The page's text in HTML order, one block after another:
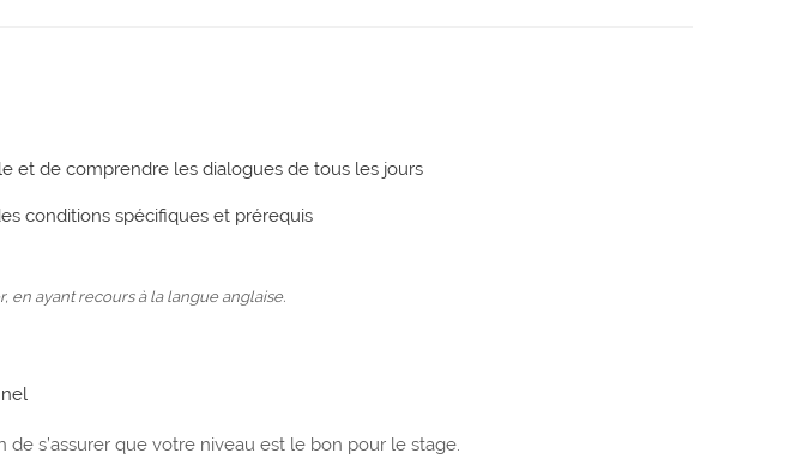
et de comprendre les dialogues de tous les jours
conditions spécifiques et prérequis
en ayant recours à la langue anglaise.
s’assurer que votre niveau est le bon pour le stage.